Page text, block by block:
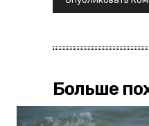
Больше